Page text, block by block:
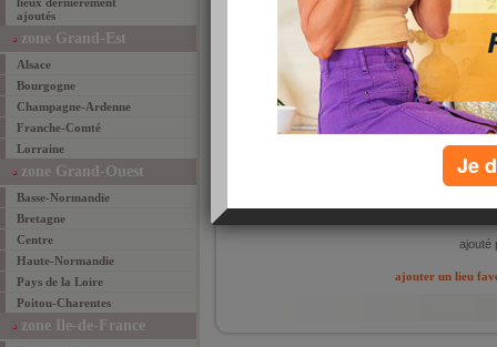
ajoutés
zone Grand-Est
Alsace
Bourgogne
Champagne-Ardenne
Franche-Comté
Lorraine
zone Grand-Ouest
Basse-Normandie
Bretagne
Centre
Haute-Normandie
Pays de la Loire
Poitou-Charentes
zone Ile-de-France
un
: il
à
ajouté
ajouter un lieu
Je